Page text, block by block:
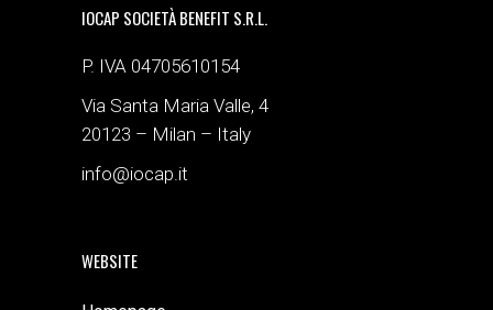
IOCAP SOCIETÀ BENEFIT S.R.L.
P. IVA 04705610154
Via Santa Maria Valle, 4
20123 – Milan – Italy
info@iocap.it
WEBSITE